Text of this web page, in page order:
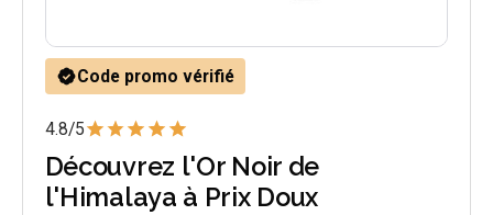
Code promo vérifié
4.8/5
Découvrez l'Or Noir de
l'Himalaya à Prix Doux